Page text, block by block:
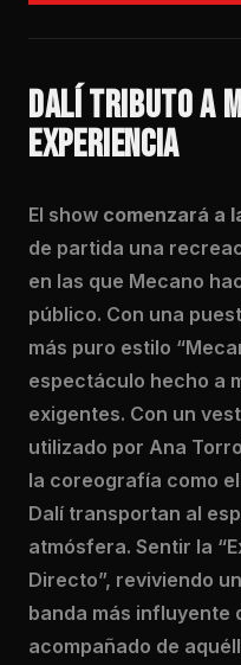
DALÍ TRIBUTO A
EXPERIENCIA
El show comenzará a
de partida una
en las que Mecano
público. Con una
más puro estilo
espectáculo hecho a
exigentes. Con un
utilizado por Ana
la coreografía como
Dalí transportan al
atmósfera. Sentir la
Directo”, reviviendo
banda más influyente
acompañado de